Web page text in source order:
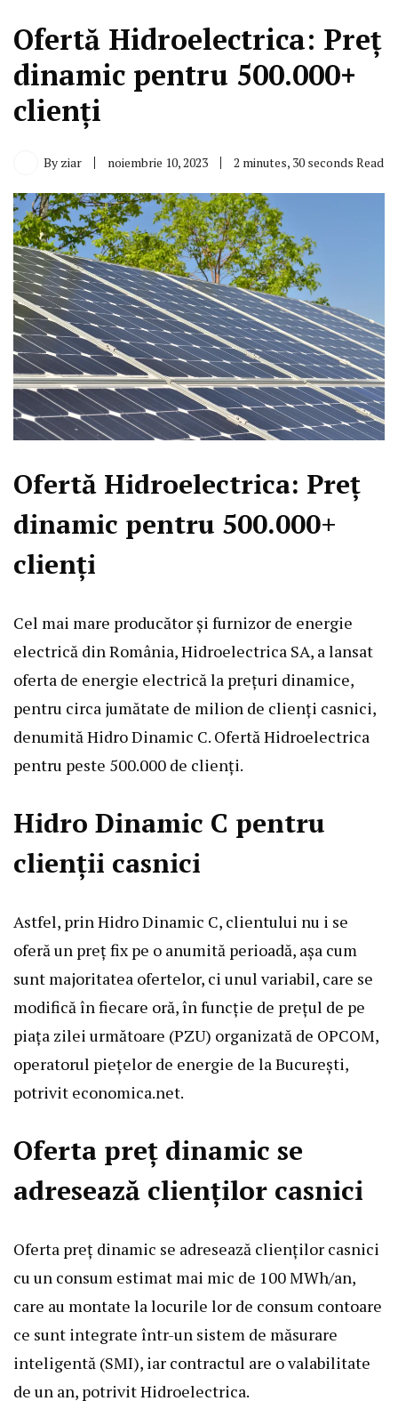
Ofertă Hidroelectrica: Preț
dinamic pentru 500.000+
clienți
By ziar noiembrie 10, 2023 2 minutes, 30 seconds Read
Ofertă Hidroelectrica: Preț
dinamic pentru 500.000+
clienți
Cel mai mare producător și furnizor de energie
electrică din România, Hidroelectrica SA, a lansat
oferta de energie electrică la prețuri dinamice,
pentru circa jumătate de milion de clienți casnici,
denumită Hidro Dinamic C. Ofertă Hidroelectrica
pentru peste 500.000 de clienți.
Hidro Dinamic C pentru
clienții casnici
Astfel, prin Hidro Dinamic C, clientului nu i se
oferă un preț fix pe o anumită perioadă, așa cum
sunt majoritatea ofertelor, ci unul variabil, care se
modifică în fiecare oră, în funcție de prețul de pe
piața zilei următoare (PZU) organizată de OPCOM,
operatorul piețelor de energie de la București,
potrivit economica.net.
Oferta preț dinamic se
adresează clienților casnici
Oferta preț dinamic se adresează clienților casnici
cu un consum estimat mai mic de 100 MWh/an,
care au montate la locurile lor de consum contoare
ce sunt integrate într-un sistem de măsurare
inteligentă (SMI), iar contractul are o valabilitate
de un an, potrivit Hidroelectrica.